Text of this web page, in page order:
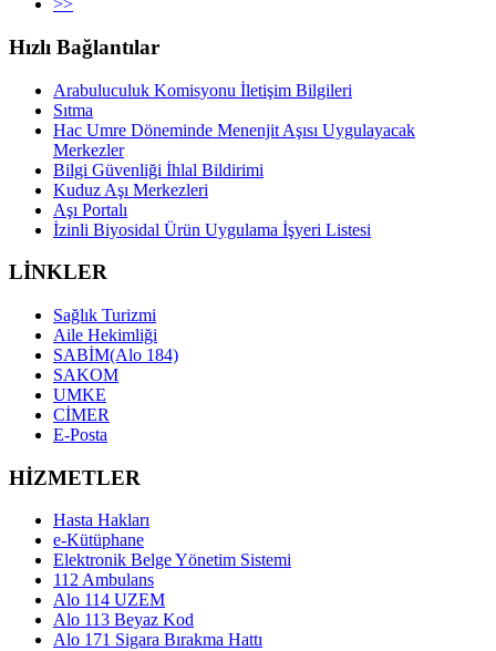
>>
Hızlı Bağlantılar
Arabuluculuk Komisyonu İletişim Bilgileri
Sıtma
Hac Umre Döneminde Menenjit Aşısı Uygulayacak
Merkezler
Bilgi Güvenliği İhlal Bildirimi
Kuduz Aşı Merkezleri
Aşı Portalı
İzinli Biyosidal Ürün Uygulama İşyeri Listesi
LİNKLER
Sağlık Turizmi
Aile Hekimliği
SABİM(Alo 184)
SAKOM
UMKE
CİMER
E-Posta
HİZMETLER
Hasta Hakları
e-Kütüphane
Elektronik Belge Yönetim Sistemi
112 Ambulans
Alo 114 UZEM
Alo 113 Beyaz Kod
Alo 171 Sigara Bırakma Hattı